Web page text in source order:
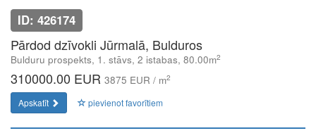
ID: 426174
Pārdod dzīvokli Jūrmalā, Bulduros
Bulduru prospekts, 1. stāvs, 2 istabas, 80.00m2
310000.00 EUR 3875 EUR / m2
Apskatīt pievienot favorītiem